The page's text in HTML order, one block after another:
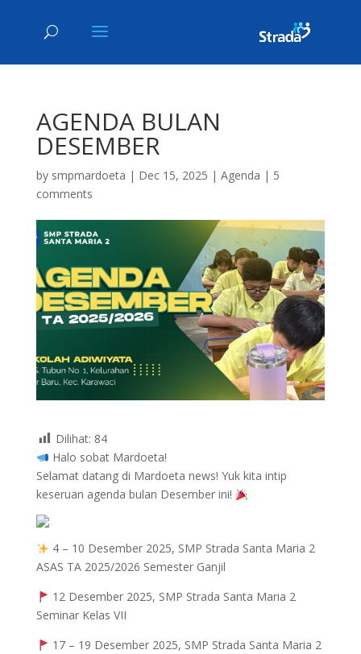
AGENDA BULAN
DESEMBER
by smpmardoeta | Dec 15, 2025 | Agenda | 5
comments
Dilihat: 84
Halo sobat Mardoeta!
Selamat datang di Mardoeta news! Yuk kita intip
keseruan agenda bulan Desember ini!
4 – 10 Desember 2025, SMP Strada Santa Maria 2
ASAS TA 2025/2026 Semester Ganjil
12 Desember 2025, SMP Strada Santa Maria 2
Seminar Kelas VII
17 – 19 Desember 2025, SMP Strada Santa Maria 2